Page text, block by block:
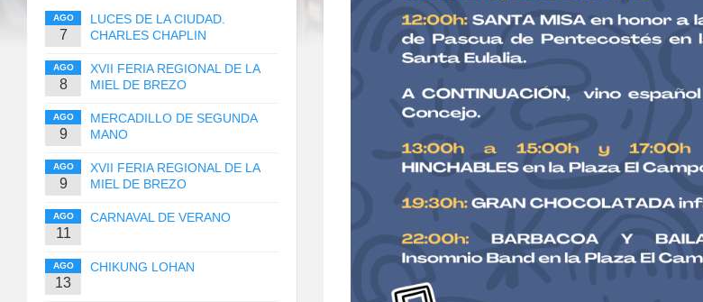
AGO
7
LUCES DE LA CIUDAD.
CHARLES CHAPLIN
AGO
8
XVII FERIA REGIONAL DE LA
MIEL DE BREZO
AGO
9
MERCADILLO DE SEGUNDA
MANO
AGO
9
XVII FERIA REGIONAL DE LA
MIEL DE BREZO
AGO
11
CARNAVAL DE VERANO
AGO
13
CHIKUNG LOHAN